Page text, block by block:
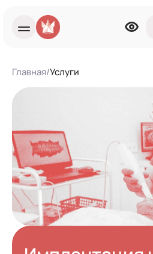
О клинике
Врачи
Услуги
Для
Журнал
Главная/Услуги